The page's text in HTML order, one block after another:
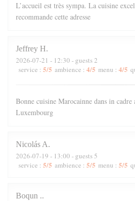
L’accueil est très sympa. La cuisine
recommande cette adresse
Jeffrey H
2026-07-21 - 12:30 - guests 2
service : 5/5 ambience : 4/5 menu : 4/5
Bonne cuisine Marocainne dans in
Luxembourg
Nicolás A
2026-07-19 - 13:00 - guests 5
service : 5/5 ambience : 5/5 menu : 5/5
Boqun .